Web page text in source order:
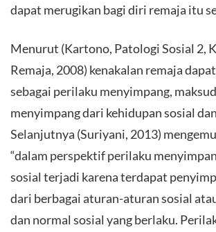
dapat merugikan bagi diri remaja itu
Menurut (Kartono, Patologi Sosial 2,
Remaja, 2008) kenakalan remaja
sebagai perilaku menyimpang,
menyimpang dari kehidupan sosial
Selanjutnya (Suriyani, 2013)
“dalam perspektif perilaku
sosial terjadi karena terdapat
dari berbagai aturan-aturan sosial
dan normal sosial yang berlaku.